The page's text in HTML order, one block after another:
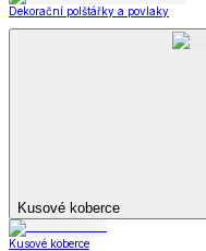
Dekorační polštářky a povlaky
Kusové koberce
Kusové koberce